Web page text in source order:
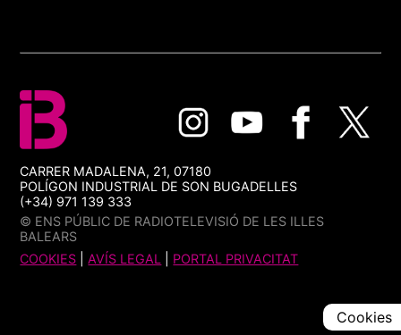
CARRER MADALENA, 21, 07180
POLÍGON INDUSTRIAL DE SON BUGADELLES
(+34) 971 139 333
© ENS PÚBLIC DE RADIOTELEVISIÓ DE LES ILLES
BALEARS
COOKIES |AVÍS LEGAL PORTAL PRIVACITAT
Cookies